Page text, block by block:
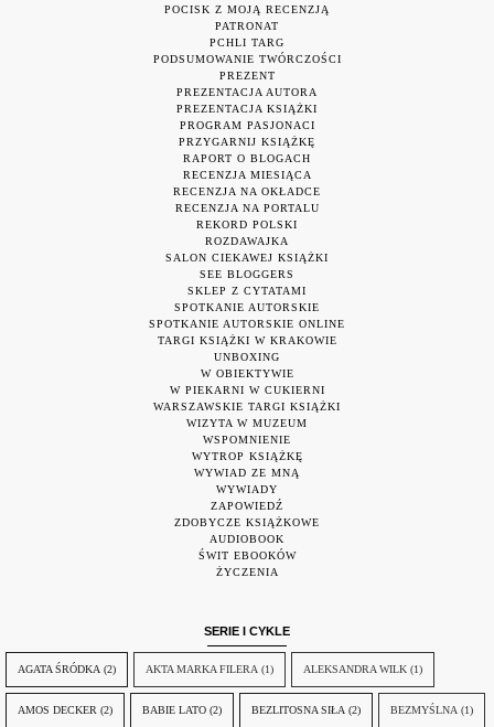
POCISK Z MOJĄ RECENZJĄ
PATRONAT
PCHLI TARG
PODSUMOWANIE TWÓRCZOŚCI
PREZENT
PREZENTACJA AUTORA
PREZENTACJA KSIĄŻKI
PROGRAM PASJONACI
PRZYGARNIJ KSIĄŻKĘ
RAPORT O BLOGACH
RECENZJA MIESIĄCA
RECENZJA NA OKŁADCE
RECENZJA NA PORTALU
REKORD POLSKI
ROZDAWAJKA
SALON CIEKAWEJ KSIĄŻKI
SEE BLOGGERS
SKLEP Z CYTATAMI
SPOTKANIE AUTORSKIE
SPOTKANIE AUTORSKIE ONLINE
TARGI KSIĄŻKI W KRAKOWIE
UNBOXING
W OBIEKTYWIE
W PIEKARNI W CUKIERNI
WARSZAWSKIE TARGI KSIĄŻKI
WIZYTA W MUZEUM
WSPOMNIENIE
WYTROP KSIĄŻKĘ
WYWIAD ZE MNĄ
WYWIADY
ZAPOWIEDŹ
ZDOBYCZE KSIĄŻKOWE
AUDIOBOOK
ŚWIT EBOOKÓW
ŻYCZENIA
SERIE I CYKLE
AGATA ŚRÓDKA (2) AKTA MARKA FILERA (1) ALEKSANDRA WILK (1)
AMOS DECKER (2) BABIE LATO (2) BEZLITOSNA SIŁA (2) BEZMYŚLNA (1)